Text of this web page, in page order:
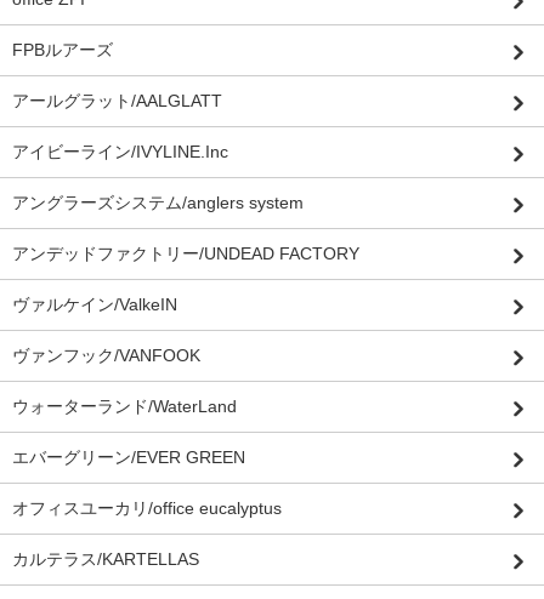
FPBルアーズ
アールグラット/AALGLATT
アイビーライン/IVYLINE.Inc
アングラーズシステム/anglers system
アンデッドファクトリー/UNDEAD FACTORY
ヴァルケイン/ValkeIN
ヴァンフック/VANFOOK
ウォーターランド/WaterLand
エバーグリーン/EVER GREEN
オフィスユーカリ/office eucalyptus
カルテラス/KARTELLAS